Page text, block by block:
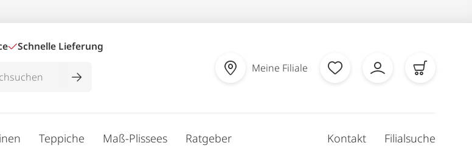
Schnelle Lieferung
Meine Filiale
Teppiche Maß-Plissees Ratgeber Kontakt Filialsuche